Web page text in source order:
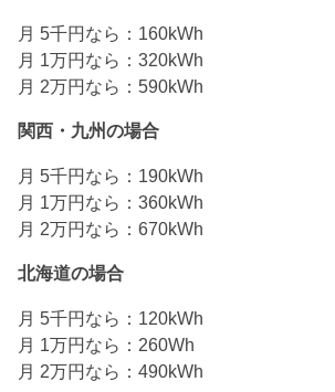
月 5千円なら：160kWh
月 1万円なら：320kWh
月 2万円なら：590kWh
関西・九州の場合
月 5千円なら：190kWh
月 1万円なら：360kWh
月 2万円なら：670kWh
北海道の場合
月 5千円なら：120kWh
月 1万円なら：260Wh
月 2万円なら：490kWh